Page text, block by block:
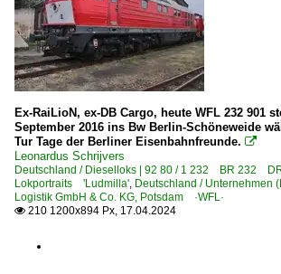
190 Stralsund – Bergen auf Rügen
Strecke 6777 Sassnitz ⨯ Sassnitz
Strecken | KBS 200-299
205 'nord' B.-Nordbahnhof ⨯
208 'süd' Berlin – Zossen –
209.26 B.-Ostbahnhof – B.-
209.66 Angermünde – Passow –
211 (Roßlau– ) Falkenberg –
Ex-RaiLioN, ex-DB Cargo, heute WFL 232 901
September 2016 ins Bw Berlin-Schöneweide
Tur Tage der Berliner Eisenbahnfreunde. 
Leonardus Schrijvers
Deutschland / Dieselloks | 92 80 / 1 232 BR 232
Lokportraits 'Ludmilla', Deutschland / Unternehmen
Logistik GmbH & Co. KG, Potsdam ·WFL·
 210 1200x894 Px, 17.04.2024